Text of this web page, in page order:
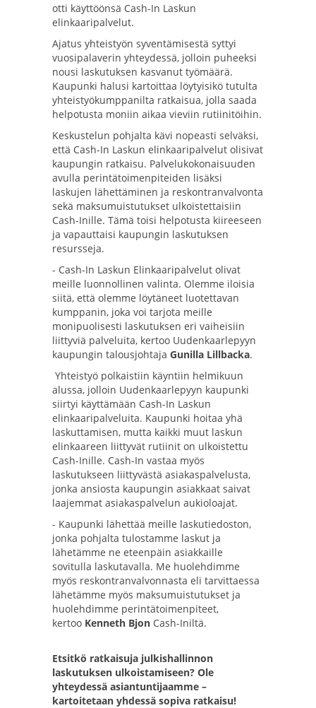
otti käyttöönsä Cash-In Laskun
elinkaaripalvelut.
Ajatus yhteistyön syventämisestä syttyi
vuosipalaverin yhteydessä, jolloin puheeksi
nousi laskutuksen kasvanut työmäärä.
Kaupunki halusi kartoittaa löytyisikö tutulta
yhteistyökumppanilta ratkaisua, jolla saada
helpotusta moniin aikaa vieviin rutiinitöihin.
Keskustelun pohjalta kävi nopeasti selväksi,
että Cash-In Laskun elinkaaripalvelut olisivat
kaupungin ratkaisu. Palvelukokonaisuuden
avulla perintätoimenpiteiden lisäksi
laskujen lähettäminen ja reskontranvalvonta
sekä maksumuistutukset ulkoistettaisiin
Cash-Inille. Tämä toisi helpotusta kiireeseen
ja vapauttaisi kaupungin laskutuksen
resursseja.
- Cash-In Laskun Elinkaaripalvelut olivat
meille luonnollinen valinta. Olemme iloisia
siitä, että olemme löytäneet luotettavan
kumppanin, joka voi tarjota meille
monipuolisesti laskutuksen eri vaiheisiin
liittyviä palveluita, kertoo Uudenkaarlepyyn
kaupungin talousjohtaja Gunilla Lillbacka.
Yhteistyö polkaistiin käyntiin helmikuun
alussa, jolloin Uudenkaarlepyyn kaupunki
siirtyi käyttämään Cash-In Laskun
elinkaaripalveluita. Kaupunki hoitaa yhä
laskuttamisen, mutta kaikki muut laskun
elinkaareen liittyvät rutiinit on ulkoistettu
Cash-Inille. Cash-In vastaa myös
laskutukseen liittyvästä asiakaspalvelusta,
jonka ansiosta kaupungin asiakkaat saivat
laajemmat asiakaspalvelun aukioloajat.
- Kaupunki lähettää meille laskutiedoston,
jonka pohjalta tulostamme laskut ja
lähetämme ne eteenpäin asiakkaille
sovitulla laskutavalla. Me huolehdimme
myös reskontranvalvonnasta eli tarvittaessa
lähetämme myös maksumuistutukset ja
huolehdimme perintätoimenpiteet,
kertoo Kenneth Bjon Cash-Iniltä.
Etsitkö ratkaisuja julkishallinnon
laskutuksen ulkoistamiseen? Ole
yhteydessä asiantuntijaamme –
kartoitetaan yhdessä sopiva ratkaisu!